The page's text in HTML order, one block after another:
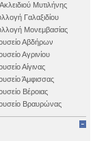
Μυτιλήνης
Γαλαξιδίου
Μονεμβασίας
Αβδήρων
Αγρινίου
Αίγινας
Άμφισσας
Βέροιας
Βραυρώνας
Δελφών
Ηγουμενίτσας